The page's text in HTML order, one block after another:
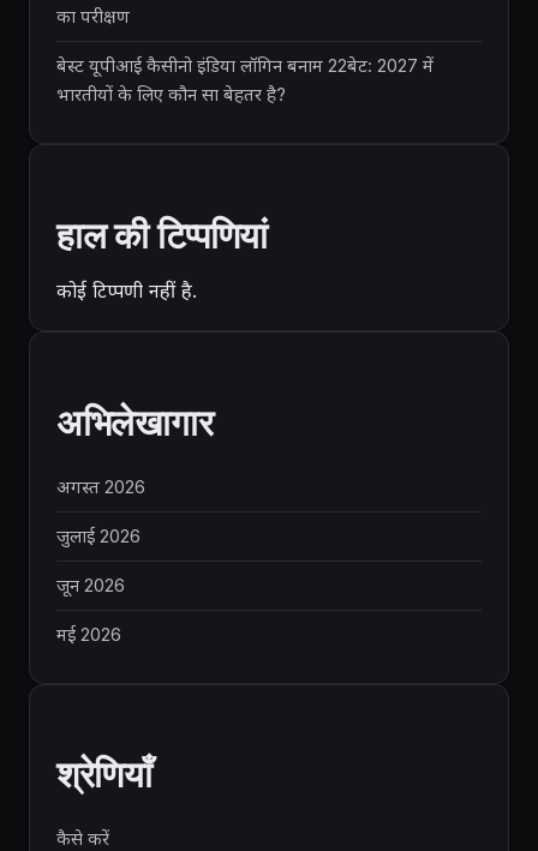
का परीक्षण
बेस्ट यूपीआई कैसीनो इंडिया लॉगिन बनाम 22बेट: 2027 में
भारतीयों के लिए कौन सा बेहतर है?
हाल की टिप्पणियां
कोई टिप्पणी नहीं है.
अभिलेखागार
अगस्त 2026
जुलाई 2026
जून 2026
मई 2026
श्रेणियाँ
कैसे करें